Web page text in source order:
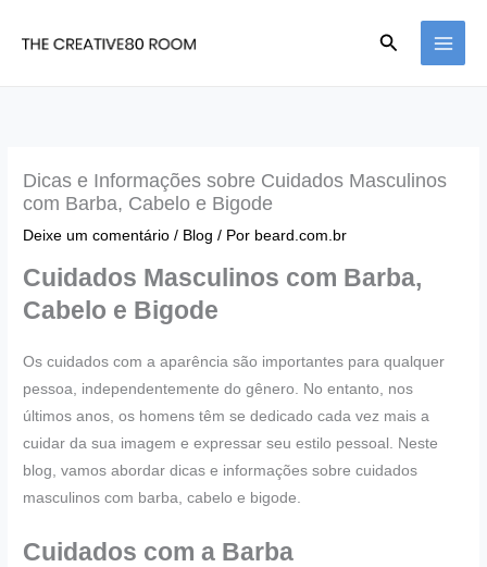
para
Pesquisar
Dicas e Informações sobre Cuidados Masculinos
com Barba, Cabelo e Bigode
Deixe um comentário / Blog / Por beard.com.br
Cuidados Masculinos com Barba,
Cabelo e Bigode
Os cuidados com a aparência são importantes para qualquer
pessoa, independentemente do gênero. No entanto, nos
últimos anos, os homens têm se dedicado cada vez mais a
cuidar da sua imagem e expressar seu estilo pessoal. Neste
blog, vamos abordar dicas e informações sobre cuidados
masculinos com barba, cabelo e bigode.
Cuidados com a Barba